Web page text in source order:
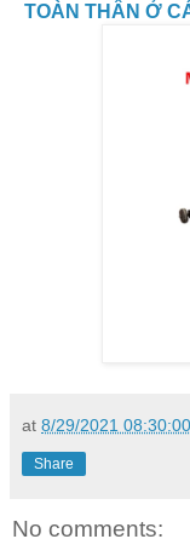
TOÀN THÂN Ở
at 8/29/2021
Share
No comments: